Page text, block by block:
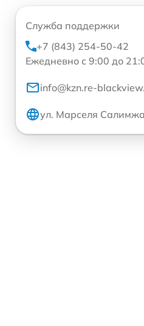
Служба поддержки
+7 (843) 254-50-42
Ежедневно с 9:00 до
info@kzn.re-
ул. Марселя